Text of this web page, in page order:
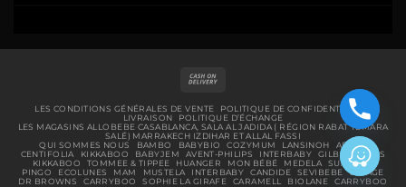
Delivery
LES CONDITIONS GÉNÉRALES DE VENTE
POLITIQUE DE CONFIDENTIALITÉ
LIVRAISON
POLITIQUE D’ÉCHANGE
LES MAGASINS ALLOBEBE CASABLANCA, SALA AL JADIDA ( RÉGION RABAT TEMARA
SALÉ) MARRAKECH IZDIHAR ET ALLAL FASSI
QUI SOMMES NOUS
BAMBO BABYBIO COZYMUM LANSINOH
ABENA
CENTIFOLIA
KIKKABOO BABYJEM AVENT-PHILIPS INTERBABY GILBERT
BIBS
KIKKABOO
TOMMEE & TIPPEE HUANGER MON BÉBÉ MEDELA
SUAVINEX
PINGO
ECOLUNES MAM MUSTELA INTERBABY CANDIDE SEVIBEBE
URIAGE
DR BROWNS
CARRYBOO SOPHIE LA GIRAFE CARAMELL BIOLANE
CARRYBOO